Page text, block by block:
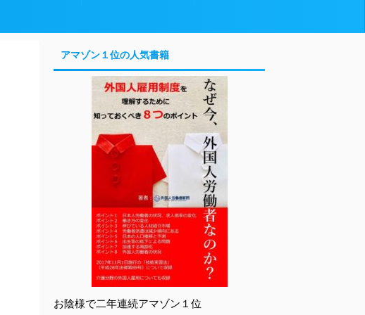
アマゾン１位の人気書籍
お陰様で二年連続アマゾン１位